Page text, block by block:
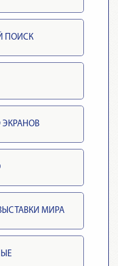
ПОИСК
ЭКРАНОВ
МИРА